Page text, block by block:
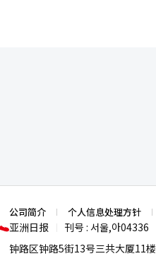
公司简介 个人信息处理方针
亚洲日报 刊号 : 서울,아04336
钟路区钟路5街13号三共大厦11楼